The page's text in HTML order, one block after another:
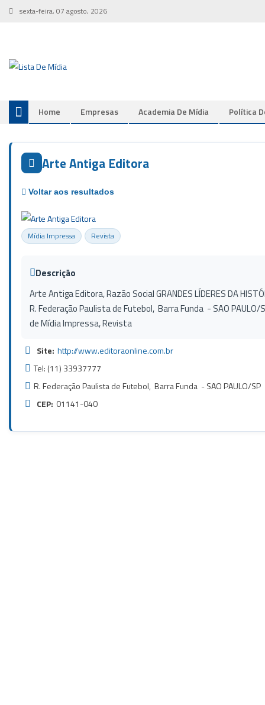
Skip
sexta-feira, 07 agosto, 2026
Home Empresas Academia De Mídia Política
Arte Antiga Editora
Mídia Impressa Revista
Descrição
Arte Antiga Editora, Razão Social GRANDES LÍDERES DA
R. Federação Paulista de Futebol, Barra Funda - SAO
de Mídia Impressa, Revista
Site: http://www.editoraonline.com.br
Tel: (11) 33937777
R. Federação Paulista de Futebol, Barra Funda - SAO PAULO/SP
CEP: 01141-040